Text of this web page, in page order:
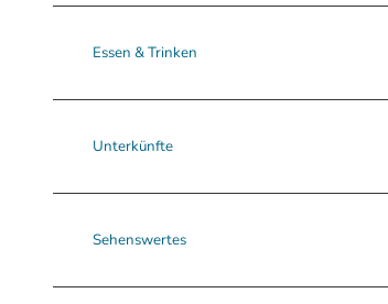
Essen & Trinken
Unterkünfte
Sehenswertes